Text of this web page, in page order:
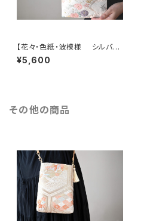
【花々・色紙・波模様 シルバ
ー・薄ピンク シルク帯リメイク
ミニサブバッグ フォーマルバッ
¥5,600
その他の商品